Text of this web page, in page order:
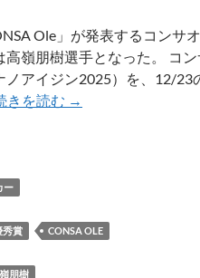
催
Ole」が発表するコンサ
嶺朋樹選手となった。 コ
ノアイジン2025）を、12/23
きを読む FM
ー
→
ー
秀賞 CONSA OLE
朋樹